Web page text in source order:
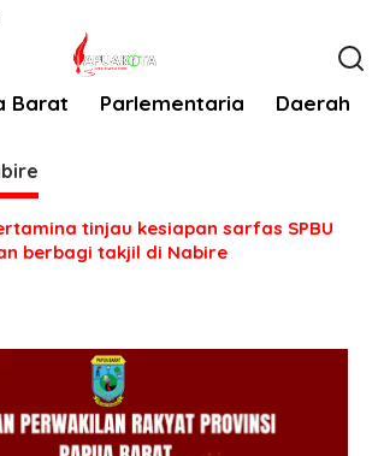
Barat Parlementaria Daerah
tinjau kesiapan sarfas SPBU
berbagi takjil di Nabire